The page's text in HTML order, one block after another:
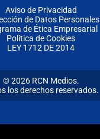
Aviso de Privacidad
de Datos Personales
de Ética Empresarial
Política de Cookies
LEY 1712 DE 2014
© 2026 RCN Medios.
los derechos reservados.